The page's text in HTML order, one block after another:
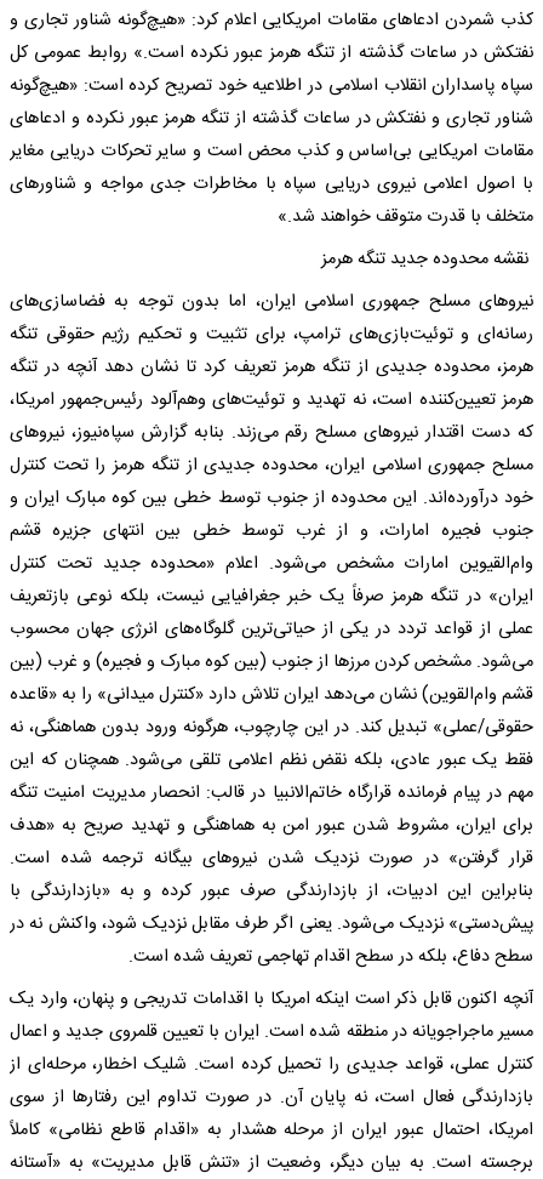
کذب شمردن ادعا‌های مقامات امریکایی اعلام کرد: «هیچ‌گونه شناور تجاری و
نفتکش در ساعات گذشته از تنگه هرمز عبور نکرده است.» روابط عمومی کل
سپاه پاسداران انقلاب اسلامی در اطلاعیه خود تصریح کرده است: «هیچ‌گونه
شناور تجاری و نفتکش در ساعات گذشته از تنگه هرمز عبور نکرده و ادعا‌های
مقامات امریکایی بی‌اساس و کذب محض است و سایر تحرکات دریایی مغایر
با اصول اعلامی نیروی دریایی سپاه با مخاطرات جدی مواجه و شناور‌های
متخلف با قدرت متوقف خواهند شد.»
نقشه محدوده جدید تنگه هرمز
نیرو‌های مسلح جمهوری اسلامی ایران، اما بدون توجه به فضاسازی‌های
رسانه‌ای و توئیت‌بازی‌های ترامپ، برای تثبیت و تحکیم رژیم حقوقی تنگه
هرمز، محدوده جدیدی از تنگه هرمز تعریف کرد تا نشان دهد آنچه در تنگه
هرمز تعیین‌کننده است، نه تهدید و توئیت‌های وهم‌آلود رئیس‌جمهور امریکا،
که دست اقتدار نیرو‌های مسلح رقم می‌زند. بنابه گزارش سپاه‌نیوز، نیرو‌های
مسلح جمهوری اسلامی ایران، محدوده جدیدی از تنگه هرمز را تحت کنترل
خود درآورده‌اند. این محدوده از جنوب توسط خطی بین کوه مبارک ایران و
جنوب فجیره امارات، و از غرب توسط خطی بین انتهای جزیره قشم
و‌ام‌القیوین امارات مشخص می‌شود. اعلام «محدوده جدید تحت کنترل
ایران» در تنگه هرمز صرفاً یک خبر جغرافیایی نیست، بلکه نوعی بازتعریف
عملی از قواعد تردد در یکی از حیاتی‌ترین گلوگاه‌های انرژی جهان محسوب
می‌شود. مشخص کردن مرز‌ها از جنوب (بین کوه مبارک و فجیره) و غرب (بین
قشم و‌ام‌القوین) نشان می‌دهد ایران تلاش دارد «کنترل میدانی» را به «قاعده
حقوقی/عملی» تبدیل کند. در این چارچوب، هرگونه ورود بدون هماهنگی، نه
فقط یک عبور عادی، بلکه نقض نظم اعلامی تلقی می‌شود. همچنان که این
مهم در پیام فرمانده قرارگاه خاتم‌الانبیا در قالب: انحصار مدیریت امنیت تنگه
برای ایران، مشروط شدن عبور امن به هماهنگی و تهدید صریح به «هدف
قرار گرفتن» در صورت نزدیک شدن نیرو‌های بیگانه ترجمه شده است.
بنابراین این ادبیات، از بازدارندگی صرف عبور کرده و به «بازدارندگی با
پیش‌دستی» نزدیک می‌شود. یعنی اگر طرف مقابل نزدیک شود، واکنش نه در
سطح دفاع، بلکه در سطح اقدام تهاجمی تعریف شده است.
آنچه اکنون قابل ذکر است اینکه امریکا با اقدامات تدریجی و پنهان، وارد یک
مسیر ماجراجویانه در منطقه شده است. ایران با تعیین قلمروی جدید و اعمال
کنترل عملی، قواعد جدیدی را تحمیل کرده است. شلیک اخطار، مرحله‌ای از
بازدارندگی فعال است، نه پایان آن. در صورت تداوم این رفتار‌ها از سوی
امریکا، احتمال عبور ایران از مرحله هشدار به «اقدام قاطع نظامی» کاملاً
برجسته است. به بیان دیگر، وضعیت از «تنش قابل مدیریت» به «آستانه